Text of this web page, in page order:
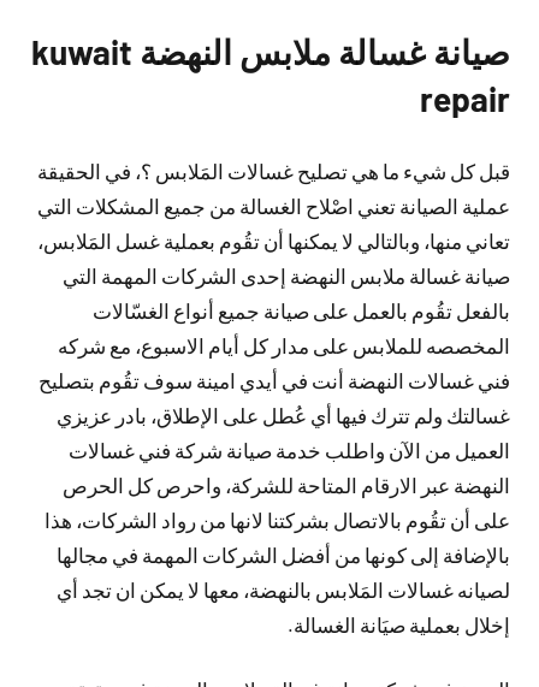
صيانة غسالة ملابس النهضة kuwait
repair
قبل كل شيء ما هي تصليح غسالات المَلابس ؟، في الحقيقة
عملية الصيانة تعني اصْلاح الغسالة من جميع المشكلات التي
تعاني منها، وبالتالي لا يمكنها أن تقُوم بعملية غسل المَلابس،
صيانة غسالة ملابس النهضة إحدى الشركات المهمة التي
بالفعل تقُوم بالعمل على صيانة جميع أنواع الغسّالات
المخصصه للملابس على مدار كل أيام الاسبوع، مع شركه
فني غسالات النهضة أنت في أيدي امينة سوف تقُوم بتصليح
غسالتك ولم تترك فيها أي عُطل على الإطلاق، بادر عزيزي
العميل من الآن واطلب خدمة صيانة شركة فني غسالات
النهضة عبر الارقام المتاحة للشركة، واحرص كل الحرص
على أن تقُوم بالاتصال بشركتنا لانها من رواد الشركات، هذا
بالإضافة إلى كونها من أفضل الشركات المهمة في مجالها
لصيانه غسالات المَلابس بالنهضة، معها لا يمكن ان تجد أي
إخلال بعملية صيَانة الغسالة.